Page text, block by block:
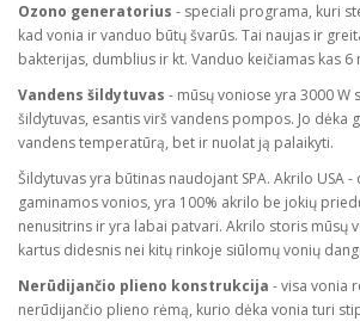
Ozono generatorius - speciali programa, kuri
kad vonia ir vanduo būtų švarūs. Tai naujas ir
bakterijas, dumblius ir kt. Vanduo keičiamas kas 6
Vandens šildytuvas - mūsų voniose yra 3000 W
šildytuvas, esantis virš vandens pompos. Jo dėka
vandens temperatūrą, bet ir nuolat ją palaikyti.
Šildytuvas yra būtinas naudojant SPA. Akrilo USA
gaminamos vonios, yra 100% akrilo be jokių
nenusitrins ir yra labai patvari. Akrilo storis mūsų
kartus didesnis nei kitų rinkoje siūlomų vonių
Nerūdijančio plieno konstrukcija - visa vonia
nerūdijančio plieno rėmą, kurio dėka vonia turi